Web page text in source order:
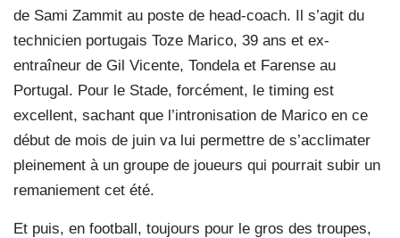
de Sami Zammit au poste de head-coach. Il s’agit du
technicien portugais Toze Marico, 39 ans et ex-
entraîneur de Gil Vicente, Tondela et Farense au
Portugal. Pour le Stade, forcément, le timing est
excellent, sachant que l’intronisation de Marico en ce
début de mois de juin va lui permettre de s’acclimater
pleinement à un groupe de joueurs qui pourrait subir un
remaniement cet été.
Et puis, en football, toujours pour le gros des troupes,